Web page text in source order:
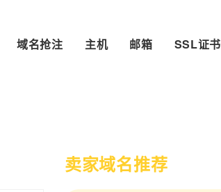
域名抢注 主机 邮箱 SSL证书
卖家域名推荐